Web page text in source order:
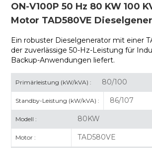
ON-V100P 50 Hz 80 KW 100
Motor TAD580VE
Ein robuster Dieselgenerator mit einer
der zuverlässige 50-Hz-Leistung für
Backup-Anwendungen liefert.
Primärleistung (kW/kVA) : 80/100
Standby-Leistung (kW/kVA) : 86/107
Modell : 80KW
Motor : TAD580VE